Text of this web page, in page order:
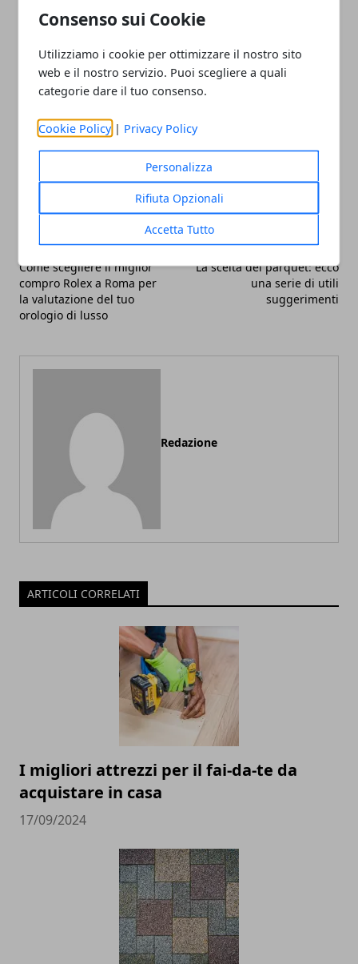
Consenso sui Cookie
Utilizziamo i cookie per ottimizzare il nostro sito
web e il nostro servizio. Puoi scegliere a quali
categorie dare il tuo consenso.
Cookie Policy | Privacy Policy
Personalizza
Rifiuta Opzionali
Accetta Tutto
In questo senso, utilizzare coperture con stampe
essereun’ottima soluzione di arredo.
Articolo Precedente
Come scegliere il miglior
compro Rolex a Roma per
la valutazione del tuo
orologio di lusso
Articolo Successivo
La scelta del parquet: ecco
una serie di utili
suggerimenti
Redazione
ARTICOLI CORRELATI
I migliori attrezzi per il fai-da-te da
acquistare in casa
17/09/2024